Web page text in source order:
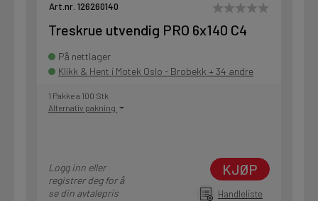
Art.nr. 126260140
Treskrue utvendig PRO 6x140 C4
På nettlager
Klikk & Hent i Motek Oslo - Brobekk + 34 andre
1 Pakke a 100 Stk
Alternativ pakning
Logg inn eller
registrer deg for å
se din avtalepris
KJØP
Handleliste